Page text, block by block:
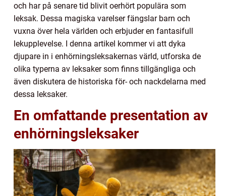
och har på senare tid blivit oerhört populära som
leksak. Dessa magiska varelser fängslar barn och
vuxna över hela världen och erbjuder en fantasifull
lekupplevelse. I denna artikel kommer vi att dyka
djupare in i enhörningsleksakernas värld, utforska de
olika typerna av leksaker som finns tillgängliga och
även diskutera de historiska för- och nackdelarna med
dessa leksaker.
En omfattande presentation av
enhörningsleksaker